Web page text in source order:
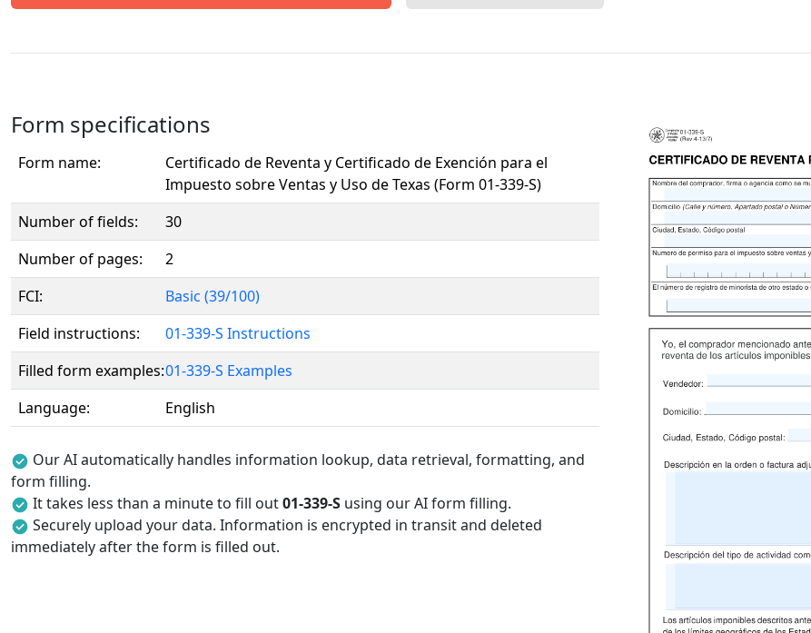
Form specifications
Form name:
Certificado de Reventa y Certificado de Exención para el
Impuesto sobre Ventas y Uso de Texas (Form 01-339-S)
Number of fields:
30
Number of pages:
2
FCI:
Basic (39/100)
Field instructions:
01-339-S Instructions
Filled form examples:01-339-S Examples
Language:
English
Our AI automatically handles information lookup, data retrieval, formatting, and
form filling.
It takes less than a minute to fill out01-339-S using our AI form filling.
Securely upload your data. Information is encrypted in transit and deleted
immediately after the form is filled out.